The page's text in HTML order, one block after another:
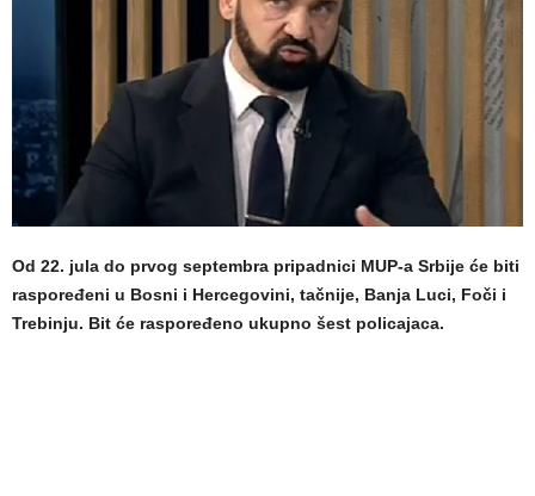
Od 22. jula do prvog septembra pripadnici MUP-a Srbije će biti
raspoređeni u Bosni i Hercegovini, tačnije, Banja Luci, Foči i
Trebinju. Bit će raspoređeno ukupno šest policajaca.